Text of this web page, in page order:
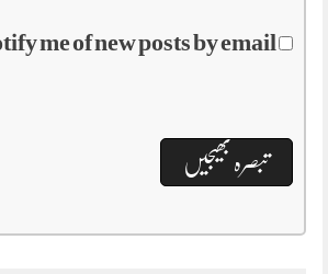
me of new posts by email.